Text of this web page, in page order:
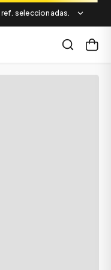
ref. seleccionadas.